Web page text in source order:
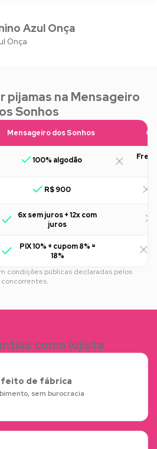
Azul Onça
Onça
pijamas na Mensageiro
Sonhos
Mensageiro dos Sonhos
100% algodão
R$ 900
6x sem juros + 12x com
juros
PIX 10% + cupom 8% =
18%
condições públicas declaradas pelos
concorrentes.
como lojista
de fábrica
sem burocracia